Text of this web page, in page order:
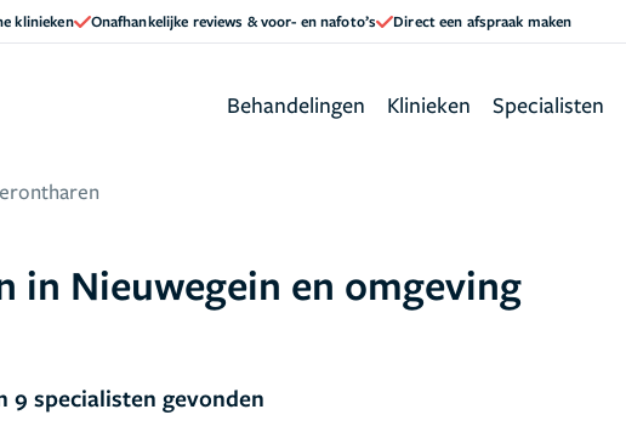
klinieken Onafhankelijke reviews & voor- en nafoto’s Direct een afspraak maken
Behandelingen Klinieken Specialisten
in Nieuwegein en omgeving
9 specialisten gevonden